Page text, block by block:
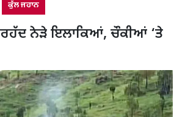
ਕੁੱਲ ਜਹਾਨ
ਨੇੜੇ ਇਲਾਕਿਆਂ, ਚੌਕੀਆਂ ‘ਤੇ